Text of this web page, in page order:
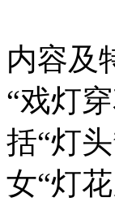
内容及
“戏灯
括“灯
女“灯